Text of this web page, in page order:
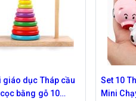
Set 10 Thú Con Dễ Thương
Mini Chạy Cót